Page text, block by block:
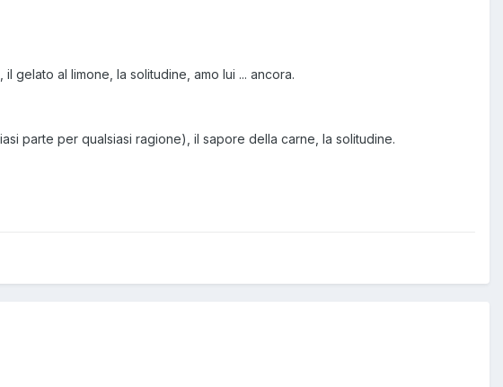
gelato al limone, la solitudine, amo lui ... ancora.
parte per qualsiasi ragione), il sapore della carne, la solitudine.